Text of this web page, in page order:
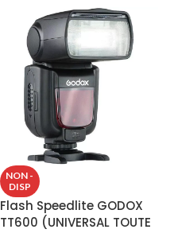
NON -
DISP
Flash Speedlite GODOX
TT600 (UNIVERSAL TOUTE